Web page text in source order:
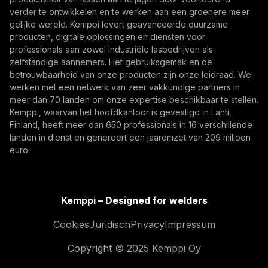
Door u te abonneren, gaat u ermee akkoord
marketing-e-mails van Kemppi te ontvangen.
verder te ontwikkelen en te werken aan een groenere meer
gelijke wereld. Kemppi levert geavanceerde duurzame
producten, digitale oplossingen en diensten voor
professionals aan zowel industriële lasbedrijven als
zelfstandige aannemers. Het gebruiksgemak en de
betrouwbaarheid van onze producten zijn onze leidraad. We
werken met een netwerk van zeer vakkundige partners in
meer dan 70 landen om onze expertise beschikbaar te stellen.
Kemppi, waarvan het hoofdkantoor is gevestigd in Lahti,
Finland, heeft meer dan 650 professionals in 16 verschillende
landen in dienst en genereert een jaaromzet van 209 miljoen
euro.
Kemppi – Designed for welders
CookiesJuridischPrivacyImpressum
Copyright © 2025 Kemppi Oy